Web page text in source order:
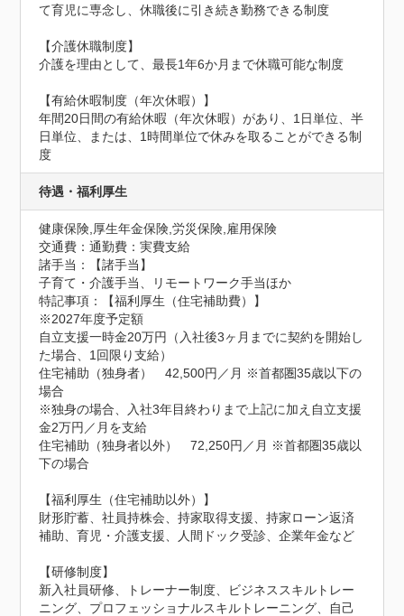
て育児に専念し、休職後に引き続き勤務できる制度
【介護休職制度】
介護を理由として、最長1年6か月まで休職可能な制度
【有給休暇制度（年次休暇）】
年間20日間の有給休暇（年次休暇）があり、1日単位、半
日単位、または、1時間単位で休みを取ることができる制
度
待遇・福利厚生
健康保険,厚生年金保険,労災保険,雇用保険
交通費：通勤費：実費支給
諸手当：【諸手当】
子育て・介護手当、リモートワーク手当ほか
特記事項：【福利厚生（住宅補助費）】
※2027年度予定額
自立支援一時金20万円（入社後3ヶ月までに契約を開始し
た場合、1回限り支給）
住宅補助（独身者）　42,500円／月 ※首都圏35歳以下の
場合
※独身の場合、入社3年目終わりまで上記に加え自立支援
金2万円／月を支給
住宅補助（独身者以外）　72,250円／月 ※首都圏35歳以
下の場合
【福利厚生（住宅補助以外）】
財形貯蓄、社員持株会、持家取得支援、持家ローン返済
補助、育児・介護支援、人間ドック受診、企業年金など
【研修制度】
新入社員研修、トレーナー制度、ビジネススキルトレー
ニング、プロフェッショナルスキルトレーニング、自己